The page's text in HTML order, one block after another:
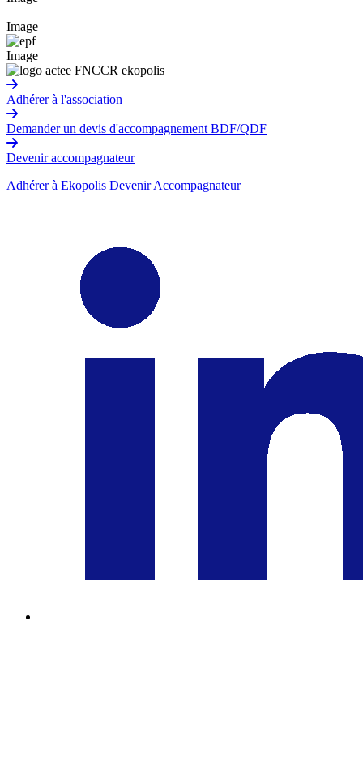
Image
Image
Adhérer à l'association
Demander un devis d'accompagnement BDF/QDF
Devenir accompagnateur
Adhérer à Ekopolis Devenir Accompagnateur